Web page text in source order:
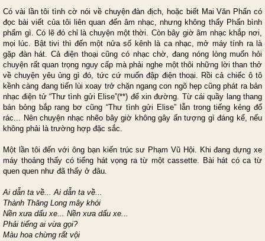
Có vài lần tôi tình cờ nói về chuyện đàn địch, hoặc biết Mai Văn Phấn có
đọc bài viết của tôi liên quan đến âm nhạc, nhưng không thấy Phấn bình
phẩm gì. Có lẽ đó chỉ là chuyện một thời. Còn bây giờ âm nhạc khắp nơi,
mọi lúc. Bật tivi thì đến một nửa số kênh là ca nhạc, mở máy tính ra là
gặp đàn hát. Cả điện thoại cũng có nhạc chờ, đang nóng lòng muốn hỏi
chuyện rất quan trọng nguy cấp mà phải nghe một thôi những lời than thở
về chuyện yêu ủng gì đó, tức cứ muốn đập điện thoại. Rồi cả chiếc ô tô
kềnh càng đang tiến lùi xoay trở chặn ngang con ngõ hẹp cũng phát ra bản
nhạc điện tử “Thư tình gửi Elise”(**) để xin đường. Từ cái quầy lang thang
bán bỏng bắp rang bơ cũng “Thư tình gửi Elise” lẫn trong tiếng kẻng đổ
rác... Nên chuyện nhạc nhẽo bây giờ không gây ấn tượng gì đáng kể, nếu
không phải là trường hợp đặc sắc.
Một lần tôi đến với ông bạn kiến trúc sư Phạm Vũ Hội. Khi đang dựng xe
máy thoảng thấy có tiếng hát vọng ra từ một cassette. Bài hát có ca từ
quen quen như đã thấy ở đâu.
Ai dẫn ta về... Ai dẫn ta về...
Thành Thăng Long mây khói
Nền xưa dấu xe... Nền xưa dấu xe...
Phải tiếng ai vừa gọi?
Màu hoa chừng rất vội